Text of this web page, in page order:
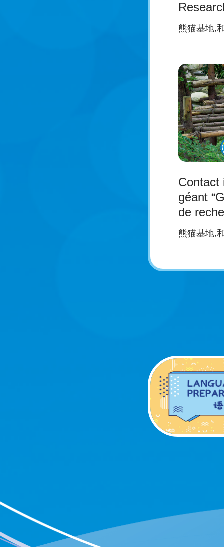
熊猫基地,
Contact
géant
de
des
熊猫基地,